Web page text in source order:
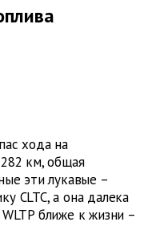
хода на
км, общая
эти лукавые –
CLTC, а она далека
ближе к жизни –